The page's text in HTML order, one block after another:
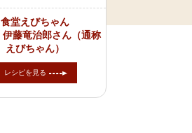
食堂えびちゃん
伊藤竜治郎さん（通称
えびちゃん）
レシピを見る